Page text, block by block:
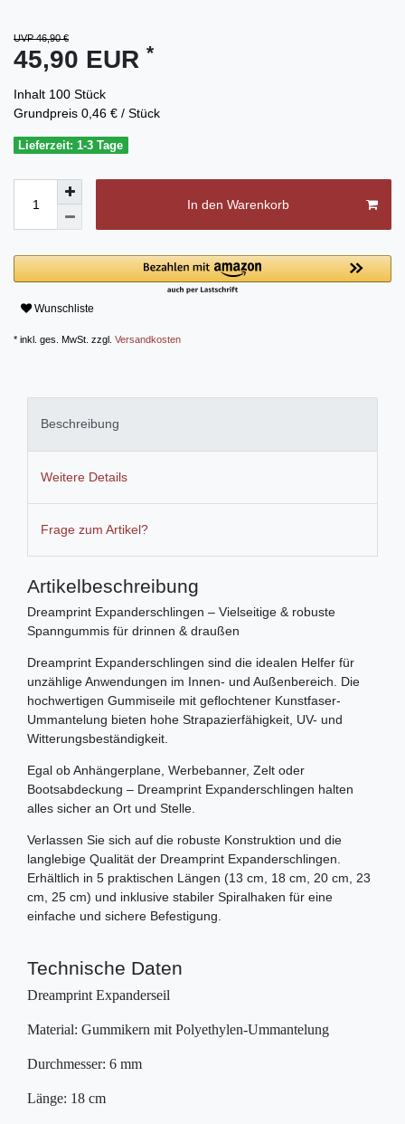
UVP 46,90 €
45,90 EUR *
Inhalt 100 Stück
Grundpreis 0,46 € / Stück
Lieferzeit: 1-3 Tage
In den Warenkorb
Wunschliste
* inkl. ges. MwSt. zzgl. Versandkosten
Beschreibung
Weitere Details
Frage zum Artikel?
Artikelbeschreibung
Dreamprint Expanderschlingen – Vielseitige & robuste
Spanngummis für drinnen & draußen
Dreamprint Expanderschlingen sind die idealen Helfer für
unzählige Anwendungen im Innen- und Außenbereich. Die
hochwertigen Gummiseile mit geflochtener Kunstfaser-
Ummantelung bieten hohe Strapazierfähigkeit, UV- und
Witterungsbeständigkeit.
Egal ob Anhängerplane, Werbebanner, Zelt oder
Bootsabdeckung – Dreamprint Expanderschlingen halten
alles sicher an Ort und Stelle.
Verlassen Sie sich auf die robuste Konstruktion und die
langlebige Qualität der Dreamprint Expanderschlingen.
Erhältlich in 5 praktischen Längen (13 cm, 18 cm, 20 cm, 23
cm, 25 cm) und inklusive stabiler Spiralhaken für eine
einfache und sichere Befestigung.
Technische Daten
Dreamprint Expanderseil
Material: Gummikern mit Polyethylen-Ummantelung
Durchmesser: 6 mm
Länge: 18 cm